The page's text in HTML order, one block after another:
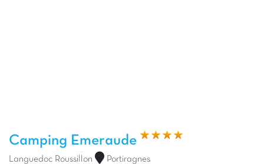
Camping Emeraude
Languedoc Roussillon
Portiragnes